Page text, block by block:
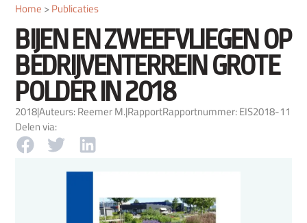
Home >Publicaties
BIJEN EN ZWEEFVLIEGEN OP
BEDRIJVENTERREIN GROTE
POLDER IN 2018
2018|Auteurs: Reemer M.|RapportRapportnummer: EIS2018-11
Delen via: